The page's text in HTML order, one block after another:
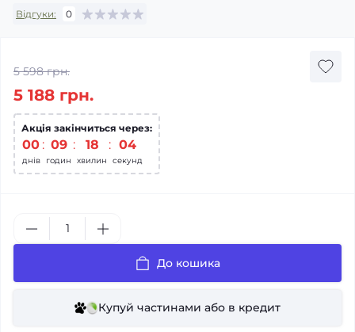
Відгуки: 0
5 598 грн.
5 188 грн.
Акція закінчиться через:
00
днів
09
годин
18
хвилин
03
секунд
До кошика
Купуй частинами або в кредит